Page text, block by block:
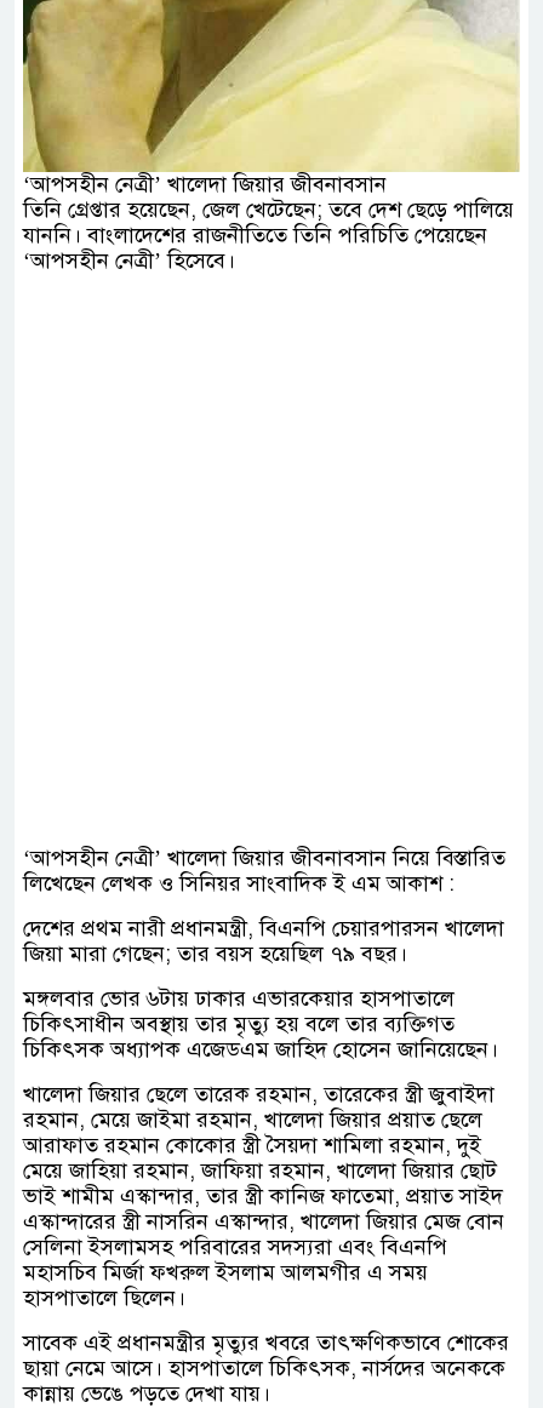
‘আপসহীন নেত্রী’ খালেদা জিয়ার জীবনাবসান
তিনি গ্রেপ্তার হয়েছেন, জেল খেটেছেন; তবে দেশ ছেড়ে পালিয়ে
যাননি। বাংলাদেশের রাজনীতিতে তিনি পরিচিতি পেয়েছেন
‘আপসহীন নেত্রী’ হিসেবে।
‘আপসহীন নেত্রী’ খালেদা জিয়ার জীবনাবসান নিয়ে বিস্তারিত
লিখেছেন লেখক ও সিনিয়র সাংবাদিক ই এম আকাশ :
দেশের প্রথম নারী প্রধানমন্ত্রী, বিএনপি চেয়ারপারসন খালেদা
জিয়া মারা গেছেন; তার বয়স হয়েছিল ৭৯ বছর।
মঙ্গলবার ভোর ৬টায় ঢাকার এভারকেয়ার হাসপাতালে
চিকিৎসাধীন অবস্থায় তার মৃত্যু হয় বলে তার ব্যক্তিগত
চিকিৎসক অধ্যাপক এজেডএম জাহিদ হোসেন জানিয়েছেন।
খালেদা জিয়ার ছেলে তারেক রহমান, তারেকের স্ত্রী জুবাইদা
রহমান, মেয়ে জাইমা রহমান, খালেদা জিয়ার প্রয়াত ছেলে
আরাফাত রহমান কোকোর স্ত্রী সৈয়দা শামিলা রহমান, দুই
মেয়ে জাহিয়া রহমান, জাফিয়া রহমান, খালেদা জিয়ার ছোট
ভাই শামীম এস্কান্দার, তার স্ত্রী কানিজ ফাতেমা, প্রয়াত সাইদ
এস্কান্দারের স্ত্রী নাসরিন এস্কান্দার, খালেদা জিয়ার মেজ বোন
সেলিনা ইসলামসহ পরিবারের সদস্যরা এবং বিএনপি
মহাসচিব মির্জা ফখরুল ইসলাম আলমগীর এ সময়
হাসপাতালে ছিলেন।
সাবেক এই প্রধানমন্ত্রীর মৃত্যুর খবরে তাৎক্ষণিকভাবে শোকের
ছায়া নেমে আসে। হাসপাতালে চিকিৎসক, নার্সদের অনেককে
কান্নায় ভেঙে পড়তে দেখা যায়।